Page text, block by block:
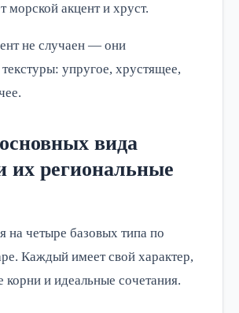
морской акцент и хруст.
не случаен — они
упругое, хрустящее,
вида
их региональные
на четыре базовых типа по
Каждый имеет свой характер,
корни и идеальные сочетания.